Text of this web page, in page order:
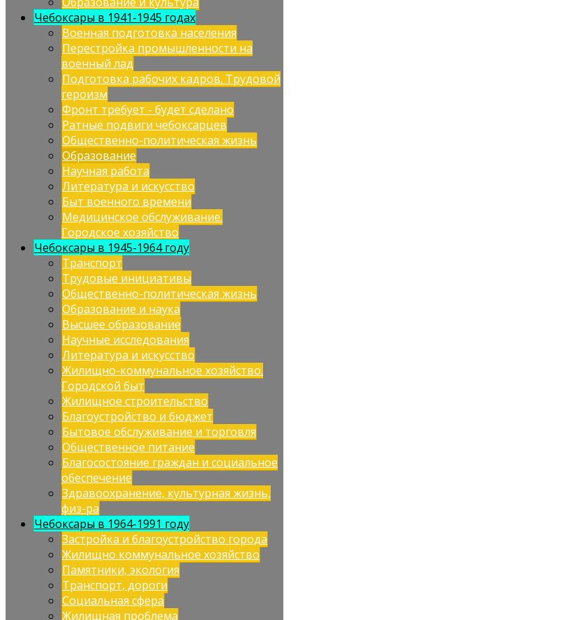
Чебоксары в 1941-1945 годах
Военная подготовка населения
Перестройка промышленности на
военный лад
Подготовка рабочих кадров. Трудовой
героизм
Фронт требует - будет сделано
Ратные подвиги чебоксарцев
Общественно-политическая жизнь
Образование
Научная работа
Литература и искусство
Быт военного времени
Медицинское обслуживание.
Городское хозяйство
Чебоксары в 1945-1964 году
Транспорт
Трудовые инициативы
Общественно-политическая жизнь
Образование и наука
Высшее образование
Научные исследования
Литература и искусство
Жилищно-коммунальное хозяйство.
Городской быт
Жилищное строительство
Благоустройство и бюджет
Бытовое обслуживание и торговля
Общественное питание
Благосостояние граждан и социальное
обеспечение
Здравоохранение, культурная жизнь,
физ-ра
Чебоксары в 1964-1991 году
Застройка и благоустройство города
Жилищно коммунальное хозяйство
Памятники, экология
Транспорт, дороги
Социальная сфера
Жилищная проблема